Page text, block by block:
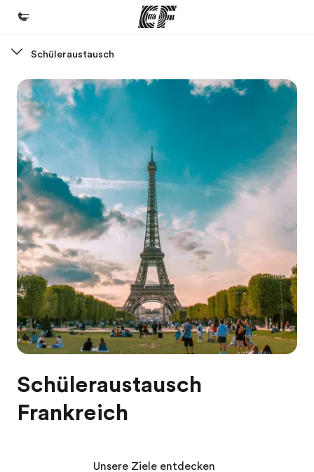
Willkommen bei EF
Programme
Alle Programme ansehen
Büros
Büros in der Nähe
Über uns
Wer wir sind
Karriere
Teil des Teams werden
Schüleraustausch
Schüleraustausch
Frankreich
Unsere Ziele entdecken